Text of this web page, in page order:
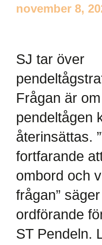
november 8,
SJ tar över
Frågan är
pendeltågen
återinsättas.
fortfarande
ombord och
frågan”
ordförande
ST Pendeln.